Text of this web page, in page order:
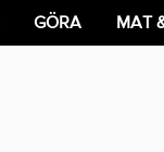
GÖRA MAT